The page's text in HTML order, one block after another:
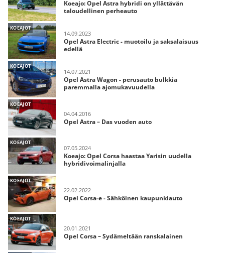
Koeajo: Opel Astra hybridi on yllättävän
taloudellinen perheauto
KOEAJOT
14.09.2023
Opel Astra Electric - muotoilu ja saksalaisuus
edellä
KOEAJOT
14.07.2021
Opel Astra Wagon - perusauto bulkkia
paremmalla ajomukavuudella
KOEAJOT
04.04.2016
Opel Astra – Das vuoden auto
KOEAJOT
07.05.2024
Koeajo: Opel Corsa haastaa Yarisin uudella
hybridivoimalinjalla
KOEAJOT
22.02.2022
Opel Corsa-e - Sähköinen kaupunkiauto
KOEAJOT
20.01.2021
Opel Corsa – Sydämeltään ranskalainen